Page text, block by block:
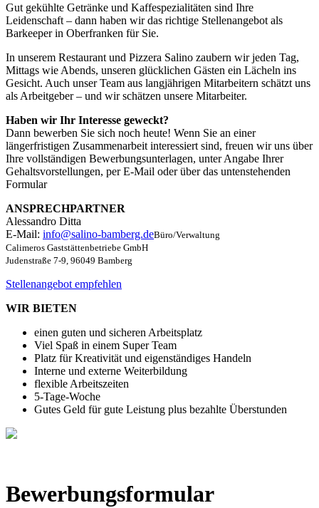
Gut gekühlte Getränke und Kaffespezialitäten sind Ihre
Leidenschaft – dann haben wir das richtige Stellenangebot als
Barkeeper in Oberfranken für Sie.
In unserem Restaurant und Pizzera Salino zaubern wir jeden Tag,
Mittags wie Abends, unseren glücklichen Gästen ein Lächeln ins
Gesicht. Auch unser Team aus langjährigen Mitarbeitern schätzt uns
als Arbeitgeber – und wir schätzen unsere Mitarbeiter.
Haben wir Ihr Interesse geweckt?
Dann bewerben Sie sich noch heute! Wenn Sie an einer
längerfristigen Zusammenarbeit interessiert sind, freuen wir uns über
Ihre vollständigen Bewerbungsunterlagen, unter Angabe Ihrer
Gehaltsvorstellungen, per E-Mail oder über das untenstehenden
Formular
ANSPRECHPARTNER
Alessandro Ditta
E-Mail: info@salino-bamberg.deBüro/Verwaltung
Calimeros Gaststättenbetriebe GmbH
Judenstraße 7-9, 96049 Bamberg
Stellenangebot empfehlen
WIR BIETEN
einen guten und sicheren Arbeitsplatz
Viel Spaß in einem Super Team
Platz für Kreativität und eigenständiges Handeln
Interne und externe Weiterbildung
flexible Arbeitszeiten
5-Tage-Woche
Gutes Geld für gute Leistung plus bezahlte Überstunden
Bewerbungsformular